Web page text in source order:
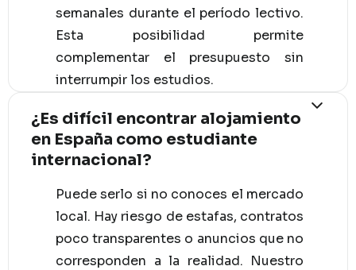
semanales durante el período lectivo.
Esta posibilidad permite
complementar el presupuesto sin
interrumpir los estudios.
¿Es difícil encontrar alojamiento
en España como estudiante
internacional?
Puede serlo si no conoces el mercado
local. Hay riesgo de estafas, contratos
poco transparentes o anuncios que no
corresponden a la realidad. Nuestro